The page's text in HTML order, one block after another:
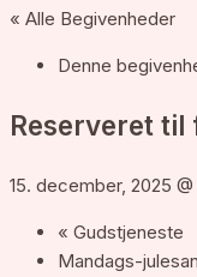
« Alle Begivenheder
Denne
Reserveret
15. december, 2025 @
« Gudstjeneste
Mandags-